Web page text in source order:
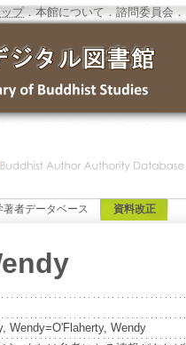
プ．本館について ．諮問委員会 ．
著者データベース 資料改正
Wendy=O'Flaherty, Wendy